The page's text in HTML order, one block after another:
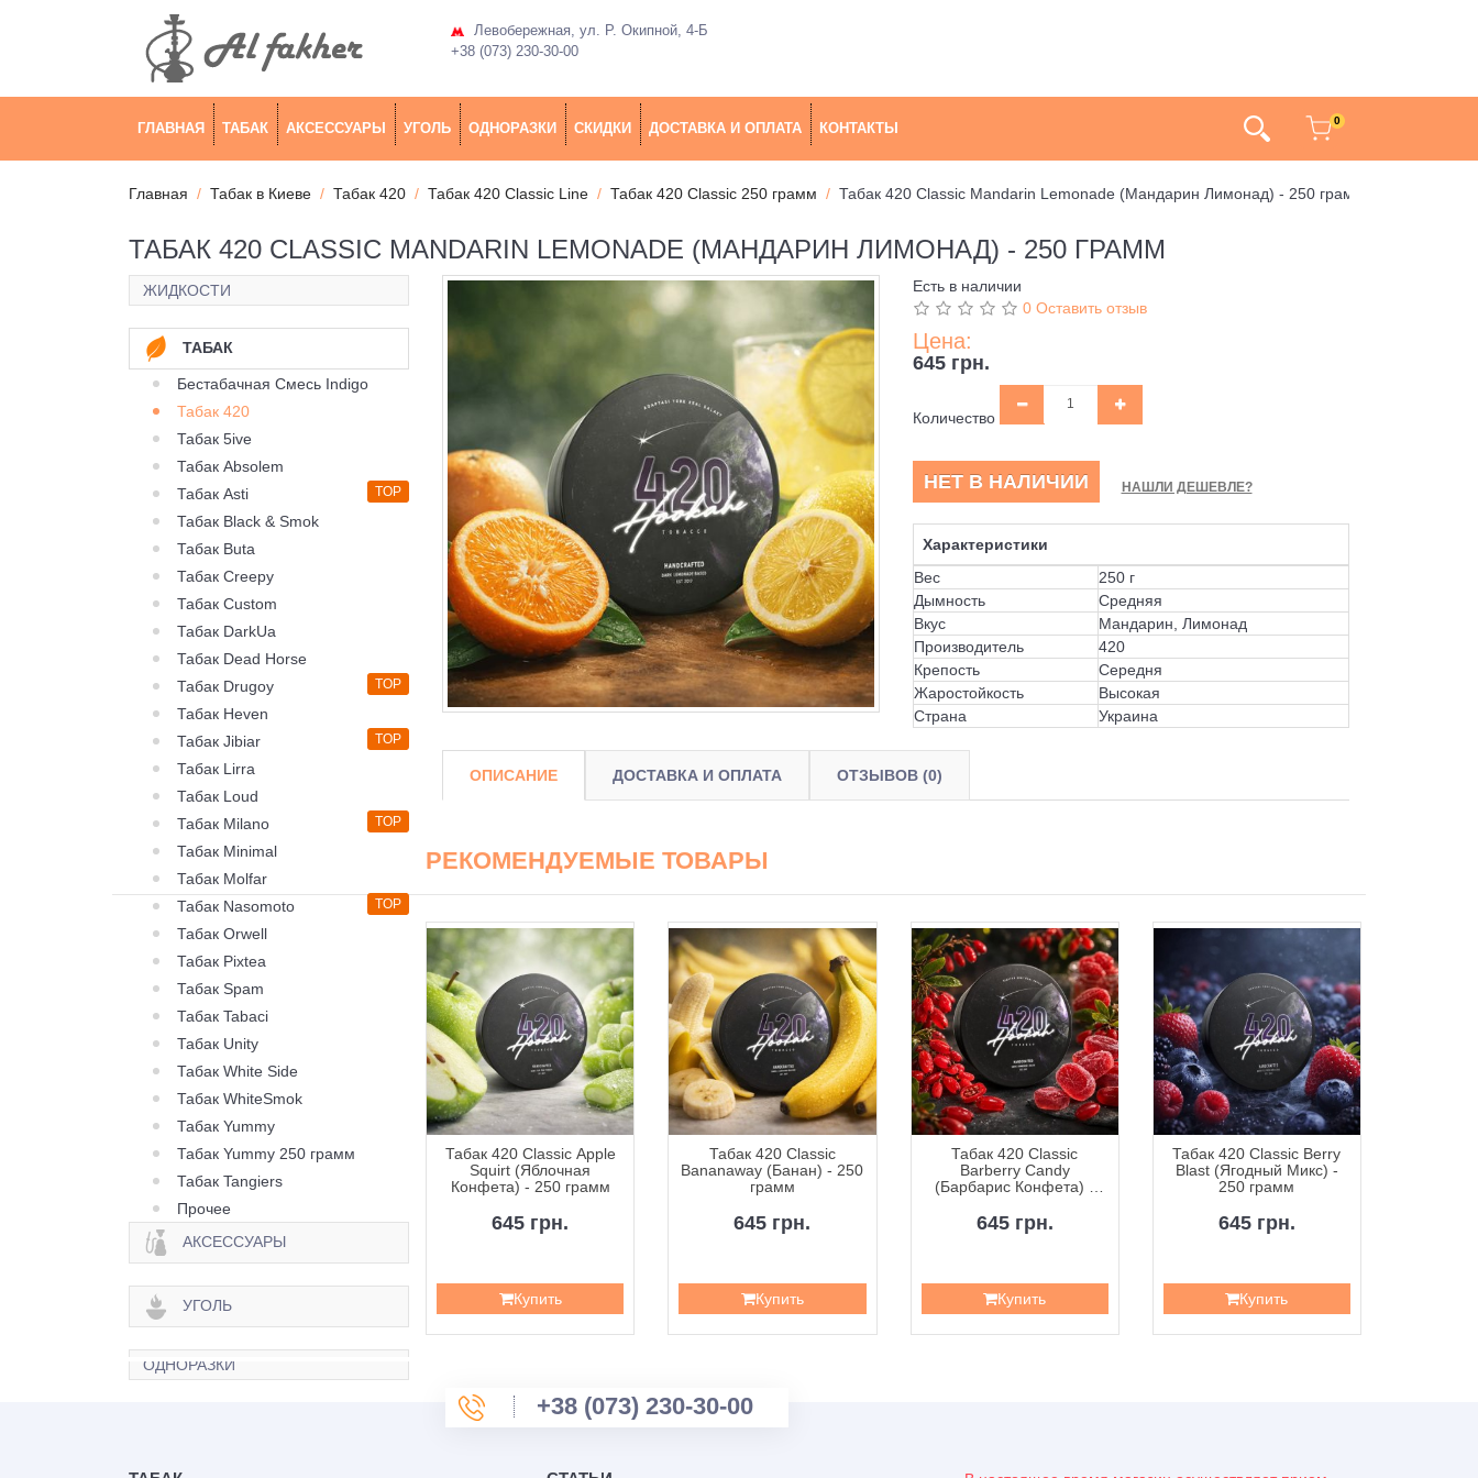
Левобережная, ул. Р. Окипной, 4-Б
+38 (073) 230-30-00
ГЛАВНАЯ ТАБАК АКСЕССУАРЫ УГОЛЬ ОДНОРАЗКИ СКИДКИ ДОСТАВКА И ОПЛАТА КОНТАКТЫ 0
Главная Табак в Киеве Табак 420 Табак 420 Classic Line Табак 420 Classic 250 грамм Табак 420 Classic Mandarin Lemonade (Мандарин Лимонад) - 250 грамм
ТАБАК 420 CLASSIC MANDARIN LEMONADE (МАНДАРИН ЛИМОНАД) - 250 ГРАММ
ЖИДКОСТИ
ТАБАК
Бестабачная Смесь Indigo
Табак 420
Табак 5ive
Табак Absolem
Табак Asti
TOP
Табак Black & Smok
Табак Buta
Табак Creepy
Табак Custom
Табак DarkUa
Табак Dead Horse
Табак Drugoy
TOP
Табак Heven
Табак Jibiar
TOP
Табак Lirra
Табак Loud
Табак Milano
TOP
Табак Minimal
Табак Molfar
Табак Nasomoto
TOP
Табак Orwell
Табак Pixtea
Табак Spam
Табак Tabaci
Табак Unity
Табак White Side
Табак WhiteSmok
Табак Yummy
Табак Yummy 250 грамм
Табак Tangiers
Прочее
АКСЕССУАРЫ
УГОЛЬ
ОДНОРАЗКИ
Есть в наличии
0 Оставить отзыв
Цена:
645 грн.
Количество
НЕТ В НАЛИЧИИ НАШЛИ ДЕШЕВЛЕ?
Характеристики
Вес
250 г
Дымность
Средняя
Вкус
Мандарин, Лимонад
Производитель
420
Крепость
Середня
Жаростойкость
Высокая
Страна
Украина
ОПИСАНИЕ ДОСТАВКА И ОПЛАТА ОТЗЫВОВ (0)
РЕКОМЕНДУЕМЫЕ ТОВАРЫ
Табак 420 Classic Frost
Зен) - 250 грамм
645 грн.
Табак 420 Classic Apple
Squirt (Яблочная
Конфета) - 250 грамм
645 грн.
Купить
Табак 420 Classic
Bananaway (Банан) - 250
грамм
645 грн.
Купить
Табак 420 Classic
Barberry Candy
(Барбарис Конфета) -
645 грн.
Купить
Табак 420 Classic Berry
Blast (Ягодный Микс) -
250 грамм
645 грн.
Купить
+38 (073) 230-30-00